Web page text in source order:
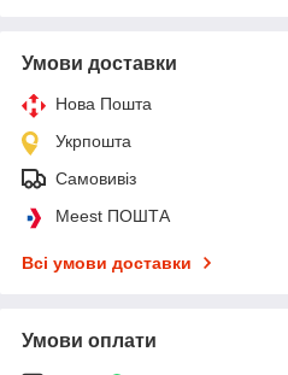
Умови доставки
Нова Пошта
Укрпошта
Самовивіз
Meest ПОШТА
Всі умови доставки
Умови оплати